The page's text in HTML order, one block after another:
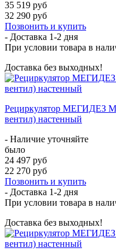
35 519 руб
32 290 руб
Позвонить и купить
- Доставка 1-2 дня
При условии товара в
Доставка без выходных!
Рециркулятор МЕГИДЕЗ
вентил) настенный
- Наличие уточняйте
было
24 497 руб
22 270 руб
Позвонить и купить
- Доставка 1-2 дня
При условии товара в
Доставка без выходных!